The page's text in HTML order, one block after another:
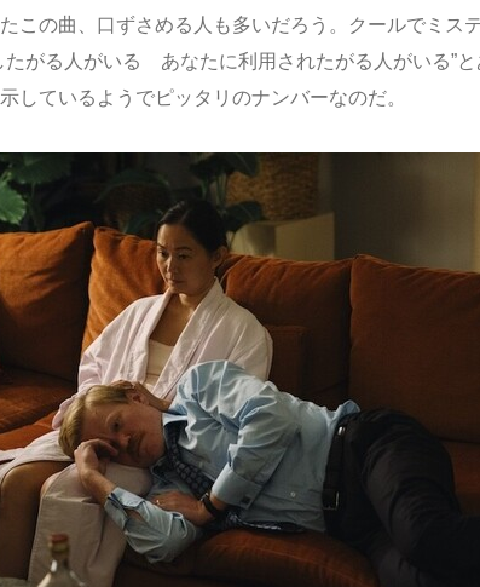
この曲、口ずさめる人も多いだろう。クールでミス
たがる人がいる あなたに利用されたがる人がいる”
しているようでピッタリのナンバーなのだ。